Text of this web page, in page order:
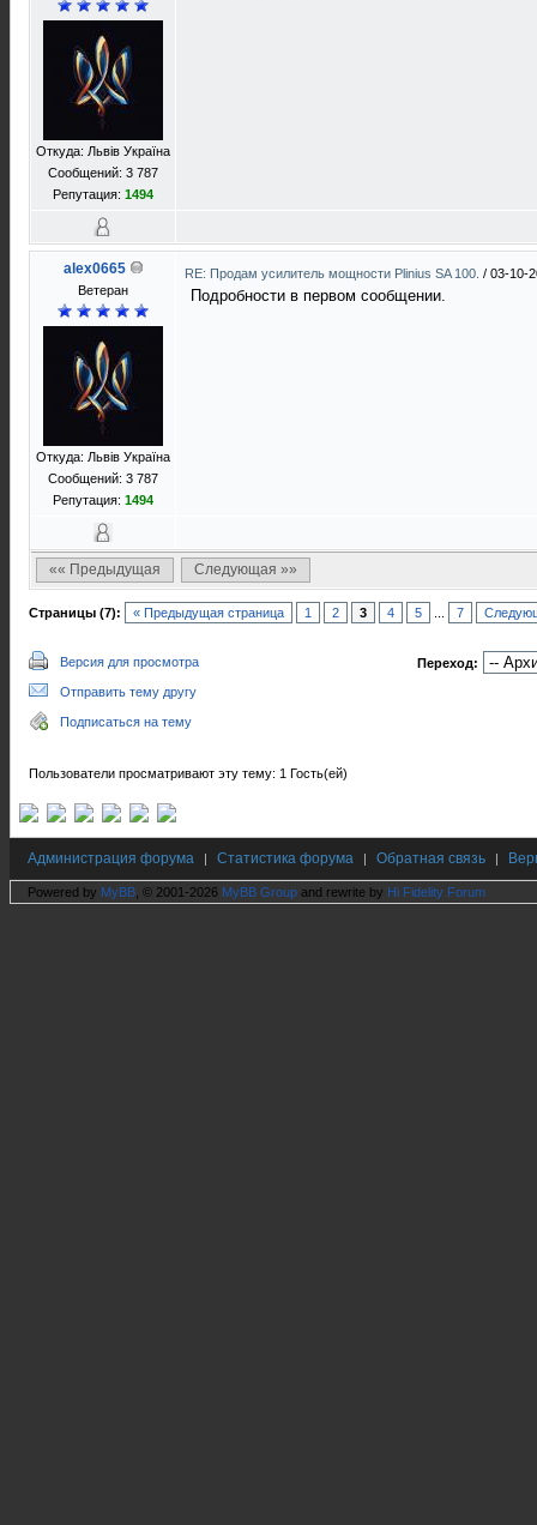
Откуда: Львів Україна
Сообщений: 3 787
Репутация: 1494
alex0665
Ветеран
Откуда: Львів Україна
Сообщений: 3 787
Репутация: 1494
RE: Продам усилитель мощности Plinius SA 100. / 03-10-
Подробности в первом сообщении.
«« Предыдущая Следующая »»
Страницы (7): « Предыдущая страница 1 2 3 4 5 7
Версия для просмотра
Отправить тему другу
Подписаться на тему
Переход:
Пользователи просматривают эту тему: 1 Гость(ей)
Администрация форума | Статистика форума | Обратная связь |
Powered by MyBB , © 2001-2026 MyBB Group and rewrite by Hi Fidelity Forum